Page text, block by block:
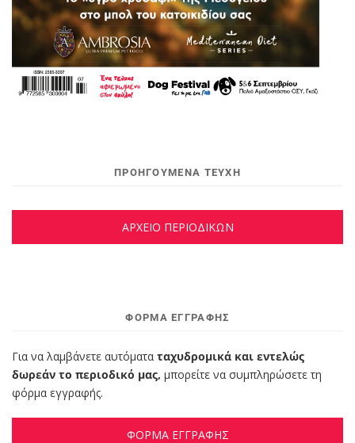
ΠΡΟΗΓΟΥΜΕΝΑ ΤΕΥΧΗ
ΑΡΧΕΙΟ ΠΕΡΙΟΔΙΚΩΝ
ΦΌΡΜΑ ΕΓΓΡΑΦΉΣ
Για να λαμβάνετε αυτόματα ταχυδρομικά και εντελώς
δωρεάν το περιοδικό μας, μπορείτε να συμπληρώσετε τη
φόρμα εγγραφής.
ΦΟΡΜΑ ΕΓΓΡΑΦΗΣ